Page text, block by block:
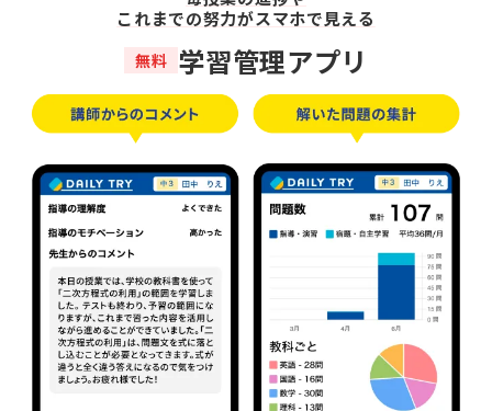
これまでの努力がスマホで見える
無料 学習管理アプリ